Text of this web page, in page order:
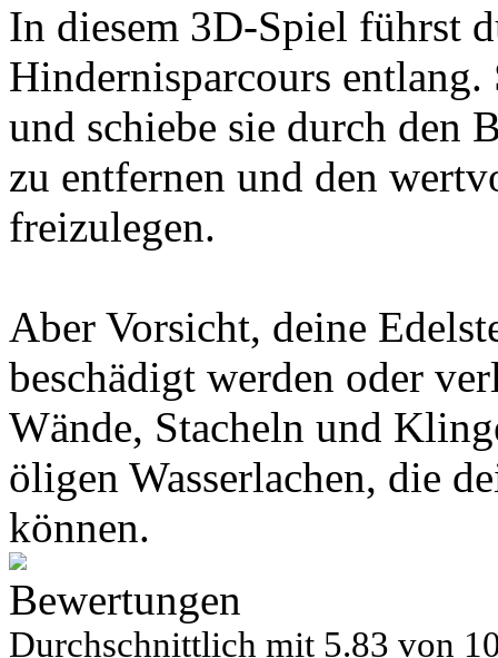
In diesem 3D-Spiel führst
Hindernisparcours entlang.
und schiebe sie durch den
zu entfernen und den
freizulegen.
Aber Vorsicht, deine
beschädigt werden oder
Wände, Stacheln und
öligen Wasserlachen, die
können.
Bewertungen
Durchschnittlich mit 5.83 von